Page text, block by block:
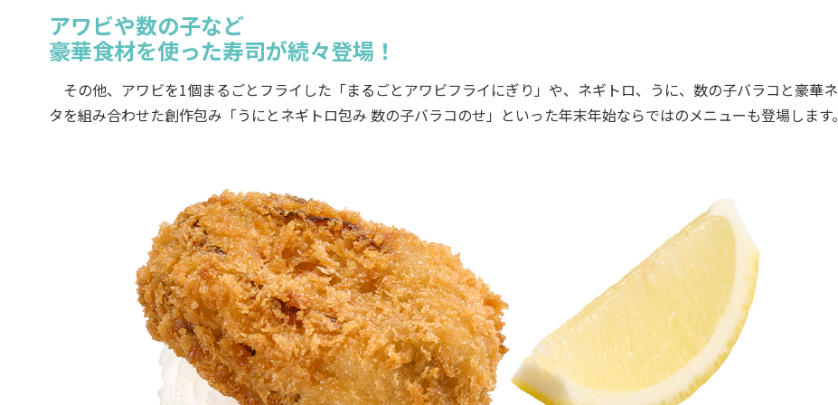
アワビや数の子など
豪華食材を使った寿司が続々登場！
その他、アワビを1個まるごとフライした「まるごとアワビフライにぎり」や、ネギトロ、うに、数の子バラコと豪華ネ
タを組み合わせた創作包み「うにとネギトロ包み 数の子バラコのせ」といった年末年始ならではのメニューも登場します。